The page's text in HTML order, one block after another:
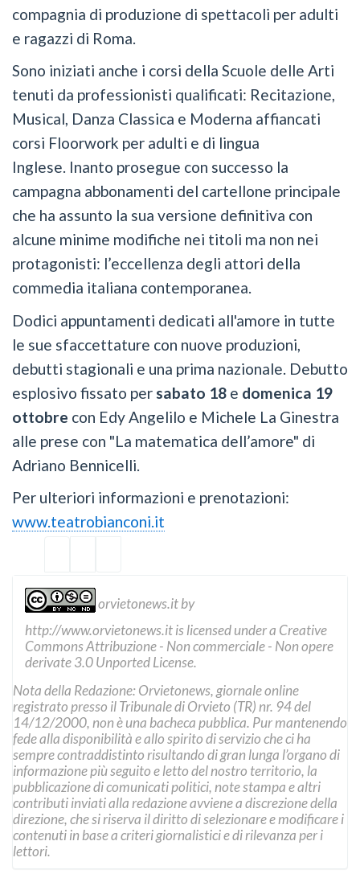
compagnia di produzione di spettacoli per adulti
e ragazzi di Roma.
Sono iniziati anche i corsi della Scuole delle Arti
tenuti da professionisti qualificati: Recitazione,
Musical, Danza Classica e Moderna affiancati
corsi Floorwork per adulti e di lingua
Inglese. Inanto prosegue con successo la
campagna abbonamenti del cartellone principale
che ha assunto la sua versione definitiva con
alcune minime modifiche nei titoli ma non nei
protagonisti: l’eccellenza degli attori della
commedia italiana contemporanea.
Dodici appuntamenti dedicati all'amore in tutte
le sue sfaccettature con nuove produzioni,
debutti stagionali e una prima nazionale. Debutto
esplosivo fissato per sabato 18 e domenica 19
ottobre con Edy Angelilo e Michele La Ginestra
alle prese con "La matematica dell’amore" di
Adriano Bennicelli.
Per ulteriori informazioni e prenotazioni:
www.teatrobianconi.it
orvietonews.itby
http://www.orvietonews.itis licensed under a Creative
Commons Attribuzione - Non commerciale - Non opere
derivate 3.0 Unported License.
Nota della Redazione: Orvietonews, giornale online
registrato presso il Tribunale di Orvieto (TR) nr. 94 del
14/12/2000, non è una bacheca pubblica. Pur mantenendo
fede alla disponibilità e allo spirito di servizio che ci ha
sempre contraddistinto risultando di gran lunga l’organo di
informazione più seguito e letto del nostro territorio, la
pubblicazione di comunicati politici, note stampa e altri
contributi inviati alla redazione avviene a discrezione della
direzione, che si riserva il diritto di selezionare e modificare i
contenuti in base a criteri giornalistici e di rilevanza per i
lettori.